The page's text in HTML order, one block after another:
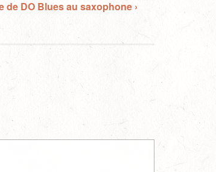
de DO Blues au saxophone ›